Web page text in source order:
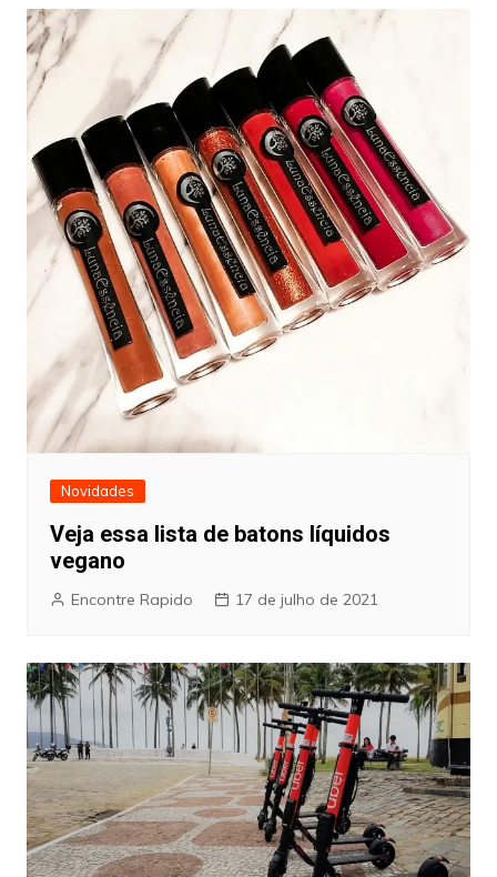
Novidades
Veja essa lista de batons líquidos
vegano
Encontre Rapido 17 de julho de 2021